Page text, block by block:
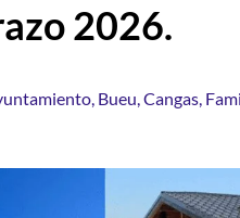
2026.
, Bueu,Cangas,